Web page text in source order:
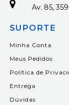
Av. 85,
SUPORTE
Minha Conta
Meus Pedidos
Política de
Entrega
Dúvidas